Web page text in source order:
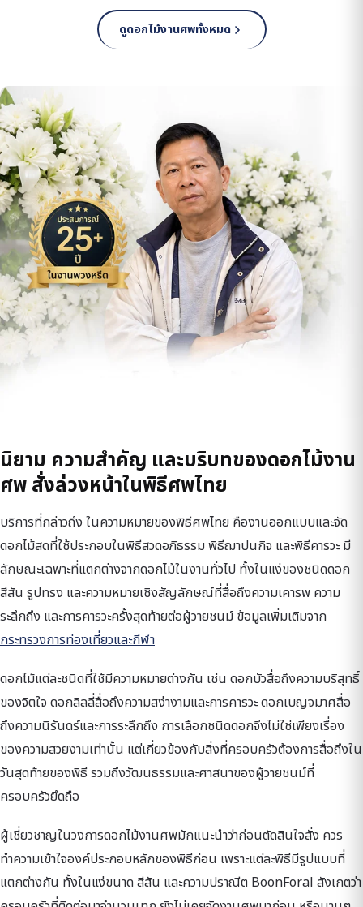
ดูดอกไม้งานศพทั้งหมด
นิยาม ความสำคัญ และบริบทของดอกไม้งาน
ศพ สั่งล่วงหน้าในพิธีศพไทย
บริการที่กล่าวถึง ในความหมายของพิธีศพไทย คืองานออกแบบและจัด
ดอกไม้สดที่ใช้ประกอบในพิธีสวดอภิธรรม พิธีฌาปนกิจ และพิธีคารวะ มี
ลักษณะเฉพาะที่แตกต่างจากดอกไม้ในงานทั่วไป ทั้งในแง่ของชนิดดอก
สีสัน รูปทรง และความหมายเชิงสัญลักษณ์ที่สื่อถึงความเคารพ ความ
ระลึกถึง และการคารวะครั้งสุดท้ายต่อผู้วายชนม์ ข้อมูลเพิ่มเติมจาก
กระทรวงการท่องเที่ยวและกีฬา
ดอกไม้แต่ละชนิดที่ใช้มีความหมายต่างกัน เช่น ดอกบัวสื่อถึงความบริสุทธิ์
ของจิตใจ ดอกลิลลี่สื่อถึงความสง่างามและการคารวะ ดอกเบญจมาศสื่อ
ถึงความนิรันดร์และการระลึกถึง การเลือกชนิดดอกจึงไม่ใช่เพียงเรื่อง
ของความสวยงามเท่านั้น แต่เกี่ยวข้องกับสิ่งที่ครอบครัวต้องการสื่อถึงใน
วันสุดท้ายของพิธี รวมถึงวัฒนธรรมและศาสนาของผู้วายชนม์ที่
ครอบครัวยึดถือ
ผู้เชี่ยวชาญในวงการดอกไม้งานศพมักแนะนำว่าก่อนตัดสินใจสั่ง ควร
ทำความเข้าใจองค์ประกอบหลักของพิธีก่อน เพราะแต่ละพิธีมีรูปแบบที่
แตกต่างกัน ทั้งในแง่ขนาด สีสัน และความปราณีต BoonForal สังเกตว่า